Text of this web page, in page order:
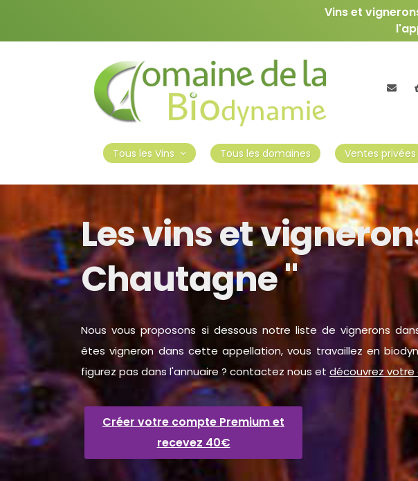
Vins et
Tous les Vins Tous les domaines Ventes privées
Les vins et
Chautagne "
Nous vous proposons si dessous notre liste de vignerons
êtes vigneron dans cette appellation, vous travaillez en
figurez pas dans l'annuaire ? contactez nous et découvrez votre
Créer votre compte Premium et
recevez 40€